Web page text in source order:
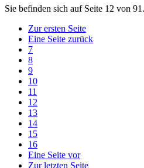
Sie befinden sich auf Seite 12 von 91.
Zur ersten Seite
Eine Seite zurück
7
8
9
10
11
12
13
14
15
16
Eine Seite vor
Zur letzten Seite